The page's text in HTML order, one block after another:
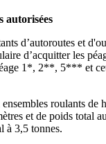
autorisées
d’autoroutes et
d’acquitter les
1*, 2**, 5*** et
roulants de
et de poids total
à 3,5 tonnes.